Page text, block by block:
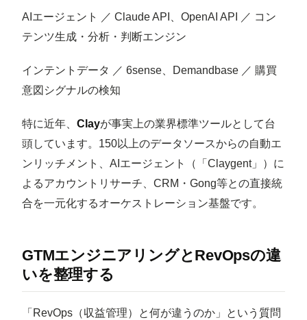
AIエージェント ／ Claude API、OpenAI API ／ コン
テンツ生成・分析・判断エンジン
インテントデータ ／ 6sense、Demandbase ／ 購買
意図シグナルの検知
特に近年、 Clayが事実上の業界標準ツールとして台
頭しています。150以上のデータソースからの自動エ
ンリッチメント、AIエージェント（「Claygent」）に
よるアカウントリサーチ、CRM・Gong等との直接統
合を一元化するオーケストレーション基盤です。
GTMエンジニアリングとRevOpsの違
いを整理する
「RevOps（収益管理）と何が違うのか」という質問